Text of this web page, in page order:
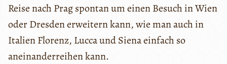
Reise nach Prag spontan um einen Besuch in Wien
oder Dresden erweitern kann, wie man auch in
Italien Florenz, Lucca und Siena einfach so
aneinanderreihen kann.